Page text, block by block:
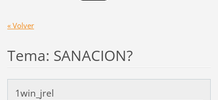
« Volver
Tema: SANACION?
1win_jrel